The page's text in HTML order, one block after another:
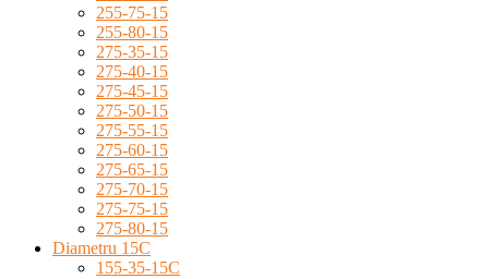
255-75-15
255-80-15
275-35-15
275-40-15
275-45-15
275-50-15
275-55-15
275-60-15
275-65-15
275-70-15
275-75-15
275-80-15
Diametru 15C
155-35-15C